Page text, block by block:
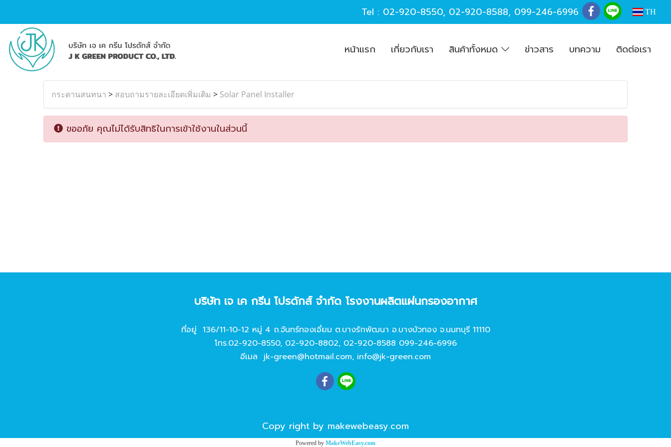
Tel : 02-920-8550, 02-920-8588, 099-246-6996 TH
หน้าแรก เกี่ยวกับเรา สินค้าทั้งหมด ข่าวสาร บทความ ติดต่อเรา
กระดานสนทนา > สอบถามรายละเอียดเพิ่มเติม > Solar Panel Installer
ขออภัย คุณไม่ได้รับสิทธิในการเข้าใช้งานในส่วนนี้
บริษัท เจ เค กรีน โปรดักส์ จํากัด โรงงานผลิตแผ่นกรองอากาศ
ที่อยู่ 136/11-10-12 หมู่ 4 ถ.จันทร์ทองเอี่ยม ต.บางรักพัฒนา อ.บางบัวทอง จ.นนทบุรี 11110
โทร.02-920-8550, 02-920-8802, 02-920-8588 099-246-6996
อีเมล jk-green@hotmail.com, info@jk-green.com
Copy right by makewebeasy.com
Powered by MakeWebEasy.com